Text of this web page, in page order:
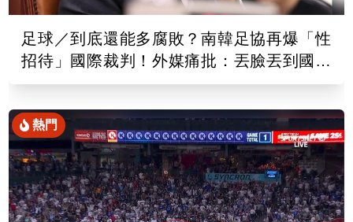
足球／到底還能多腐敗？南韓足協再爆「性
招待」國際裁判！外媒痛批：丟臉丟到國外
去
熱門